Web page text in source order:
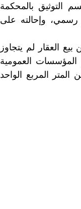
بالمحكمة
رسمي، وإحالته على
العقار لم يتجاوز
المؤسسات العمومية
المتر المربع الواحد